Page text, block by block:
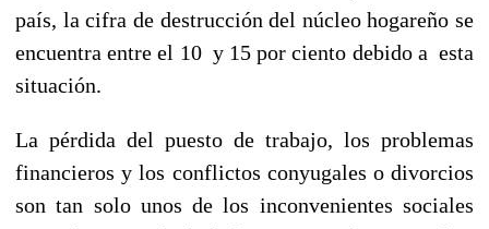
país, la cifra de destrucción del núcleo hogareño se
encuentra entre el 10 y 15 por ciento debido a esta
situación.
La pérdida del puesto de trabajo, los problemas
financieros y los conflictos conyugales o divorcios
son tan solo unos de los inconvenientes sociales